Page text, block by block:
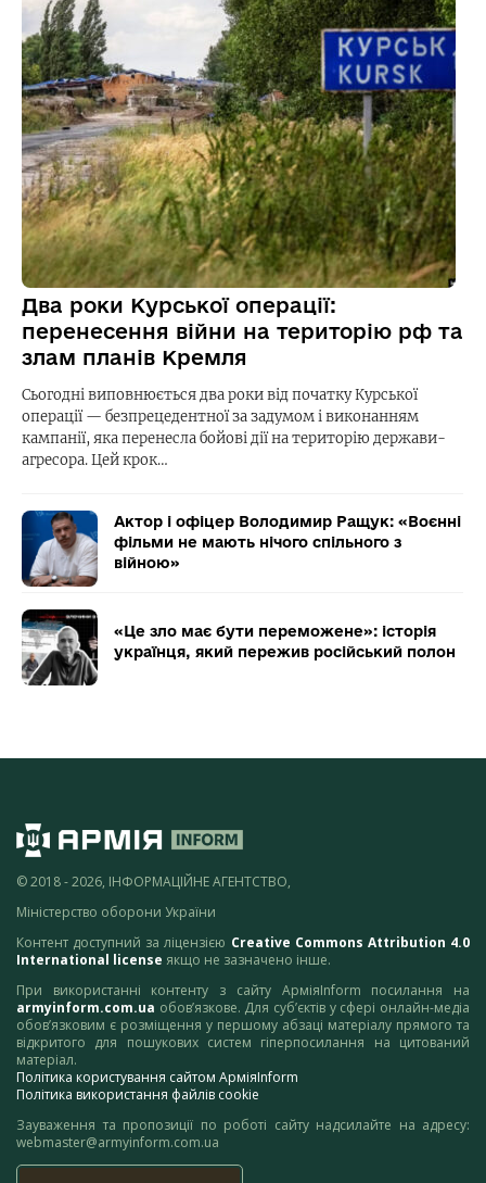
Два роки Курської операції:
перенесення війни на територію рф та
злам планів Кремля
Сьогодні виповнюється два роки від початку Курської
операції — безпрецедентної за задумом і виконанням
кампанії, яка перенесла бойові дії на територію держави-
агресора. Цей крок…
Актор і офіцер Володимир Ращук: «Воєнні
фільми не мають нічого спільного з
війною»
«Це зло має бути переможене»: історія
українця, який пережив російський полон
© 2018 - 2026, ІНФОРМАЦІЙНЕ АГЕНТСТВО,
Міністерство оборони України
Контент доступний за ліцензією Creative Commons Attribution 4.0
International license якщо не зазначено інше.
При використанні контенту з сайту АрміяInform посилання на
armyinform.com.ua обов’язкове. Для суб’єктів у сфері онлайн-медіа
обов’язковим є розміщення у першому абзаці матеріалу прямого та
відкритого для пошукових систем гіперпосилання на цитований
матеріал.
Політика користування сайтом АрміяInform
Політика використання файлів cookie
Зауваження та пропозиції по роботі сайту надсилайте на адресу:
webmaster@armyinform.com.ua